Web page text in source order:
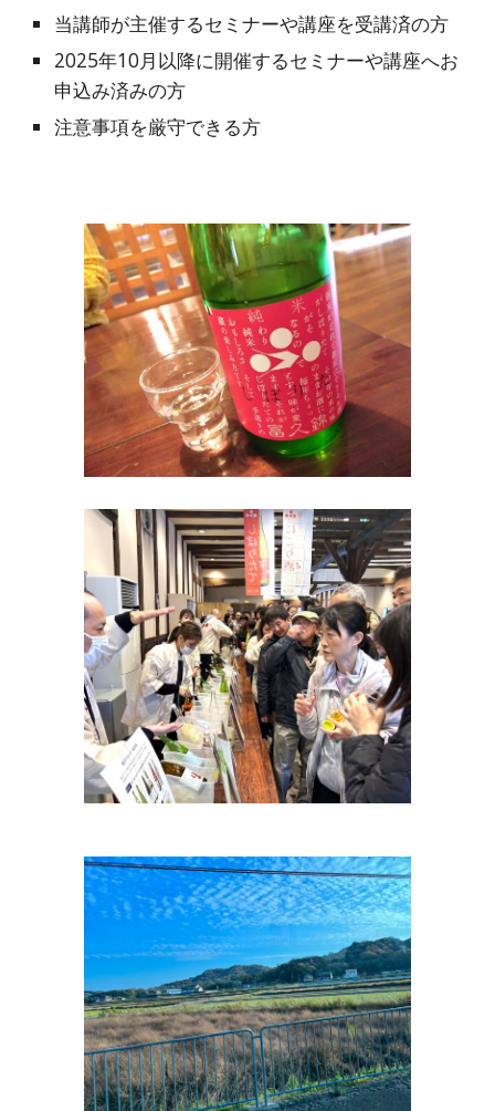
当講師が主催するセミナーや講座を受講済の方
2025年10月以降に開催するセミナーや講座へお
申込み済みの方
注意事項を厳守できる方